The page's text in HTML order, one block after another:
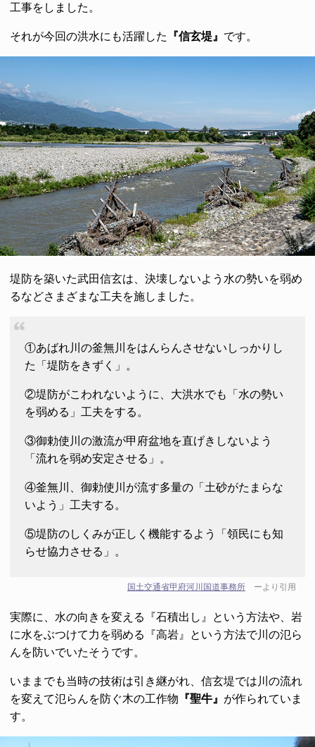
工事をしました。
それが今回の洪水にも活躍した 『信玄堤』 です。
堤防を築いた武田信玄は、決壊しないよう水の勢いを弱め
るなどさまざまな工夫を施しました。
①あばれ川の釜無川をはんらんさせないしっかりし
た「堤防をきずく」。
②堤防がこわれないように、大洪水でも「水の勢い
を弱める」工夫をする。
③御勅使川の激流が甲府盆地を直げきしないよう
「流れを弱め安定させる」。
④釜無川、御勅使川が流す多量の「土砂がたまらな
いよう」工夫する。
⑤堤防のしくみが正しく機能するよう「領民にも知
らせ協力させる」。
国土交通省甲府河川国道事務所ーより引用
実際に、水の向きを変える『石積出し』という方法や、岩
に水をぶつけて力を弱める『高岩』という方法で川の氾ら
んを防いでいたそうです。
いままでも当時の技術は引き継がれ、信玄堤では川の流れ
を変えて氾らんを防ぐ木の工作物 『聖牛』 が作られていま
す。